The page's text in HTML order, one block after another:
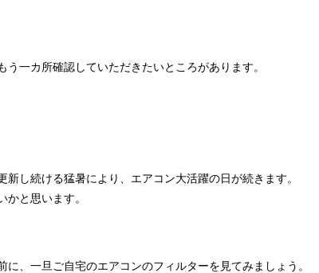
う一カ所確認していただきたいところがあります。
新し続ける猛暑により、エアコン大活躍の日が続きます。
かと思います。
、一旦ご自宅のエアコンのフィルターを見てみましょう。